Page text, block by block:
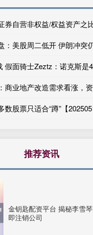
：美股周二低开 伊朗冲突
商业地产改造需求看涨，
股票只适合“蹲”【
推荐资讯
金钥匙配资平台 揭秘李雪
即注销公司